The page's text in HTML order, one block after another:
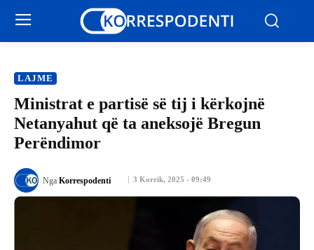
LAJME
Ministrat e partisë së tij i kërkojnë
Netanyahut që ta aneksojë Bregun
Perëndimor
3 Korrik, 2025 - 09:49
Nga Korrespodenti